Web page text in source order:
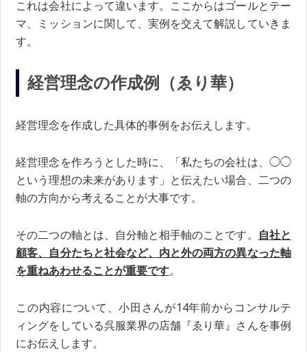
これは会社によって違います。ここからはゴールとテー
マ、ミッションに関して、実例を交えて解説していきま
す。
経営理念の作成例（ゑり華）
経営理念を作成した具体的事例をお伝えします。
経営理念を作ろうとした時に、「私たちの会社は、◯◯
という理想の未来があります」と伝えたい場合、二つの
軸の方向から考えることが大事です。
その二つの軸とは、自分軸と相手軸のことです。 自社と
顧客、自分たちと社会など、内と外の両方の異なった軸
を重ねあわせることが重要です。
この内容について、小田さんが14年前からコンサルテ
ィングをしている呉服業界の店舗『ゑり華』さんを事例
にお伝えします。